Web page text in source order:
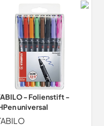
- Folienstift -
universal